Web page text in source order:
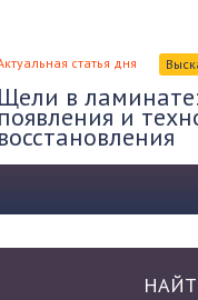
статья дня
Щели в
появления и
восстановления